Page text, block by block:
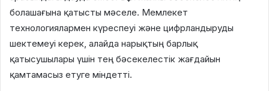
болашағына қатысты мәселе. Мемлекет
технологиялармен күреспеуі және цифрландыруды
шектемеуі керек, алайда нарықтың барлық
қатысушылары үшін тең бәсекелестік жағдайын
қамтамасыз етуге міндетті.